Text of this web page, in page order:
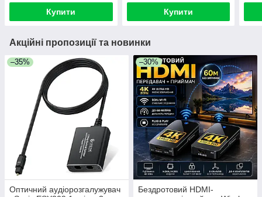
Купити Купити
Акційні пропозиції та новинки
–35%
Оптичний аудіорозгалужувач
–30%
Бездротовий HDMI-